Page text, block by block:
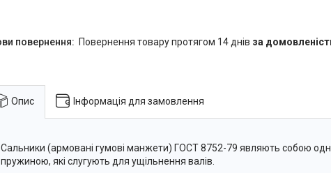
повернення товару протягом 14 днів за
Опис Інформація для замовлення
Сальники (армовані гумові манжети) ГОСТ 8752-79 являють собою
пружиною, які слугують для ущільнення валів.